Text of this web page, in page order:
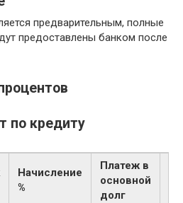
предварительным, полные
предоставлены банком после
по кредиту
Начисление
%
Платеж в
основной
долг